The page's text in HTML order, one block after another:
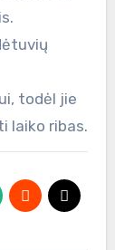
todėl jie
laiko ribas.